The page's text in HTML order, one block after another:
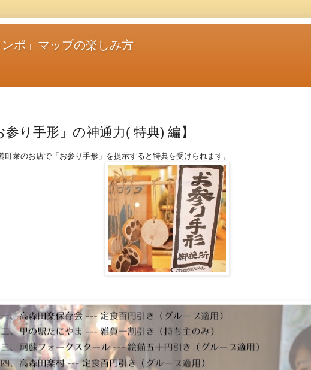
ンポ」マップの楽しみ方
参り手形」の神通力( 特典) 編】
町衆のお店で「お参り手形」を提示すると特典を受けられます。